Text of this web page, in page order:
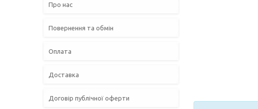
Про нас
Повернення та обмін
Оплата
Доставка
Договір публічної оферти